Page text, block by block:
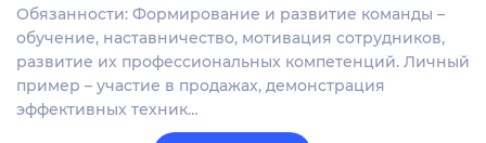
Обязанности: Формирование и развитие команды –
обучение, наставничество, мотивация сотрудников,
развитие их профессиональных компетенций. Личный
пример – участие в продажах, демонстрация
эффективных техник…